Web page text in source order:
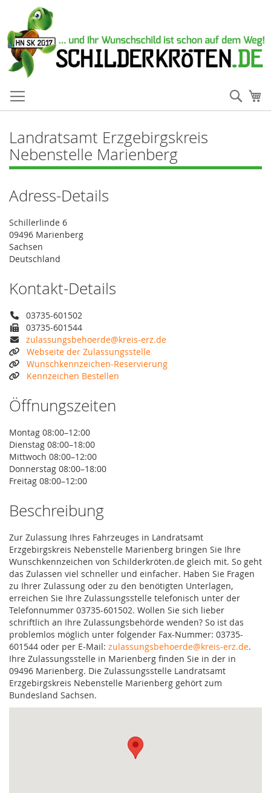
Landratsamt Erzgebirgskreis
Nebenstelle Marienberg
Adress-Details
Schillerlinde 6
09496 Marienberg
Sachsen
Deutschland
Kontakt-Details
03735-601502
03735-601544
zulassungsbehoerde@kreis-erz.de
Webseite der Zulassungsstelle
Wunschkennzeichen-Reservierung
Kennzeichen Bestellen
Öffnungszeiten
Montag 08:00–12:00
Dienstag 08:00–18:00
Mittwoch 08:00–12:00
Donnerstag 08:00–18:00
Freitag 08:00–12:00
Beschreibung
Zur Zulassung Ihres Fahrzeuges in Landratsamt
Erzgebirgskreis Nebenstelle Marienberg bringen Sie Ihre
Wunschkennzeichen von Schilderkröten.de gleich mit. So geht
das Zulassen viel schneller und einfacher. Haben Sie Fragen
zu Ihrer Zulassung oder zu den benötigten Unterlagen,
erreichen Sie Ihre Zulassungsstelle telefonisch unter der
Telefonnummer 03735-601502. Wollen Sie sich lieber
schriftlich an Ihre Zulassungsbehörde wenden? So ist das
problemlos möglich unter folgender Fax-Nummer: 03735-
601544 oder per E-Mail: zulassungsbehoerde@kreis-erz.de.
Ihre Zulassungsstelle in Marienberg finden Sie in der in
09496 Marienberg. Die Zulassungsstelle Landratsamt
Erzgebirgskreis Nebenstelle Marienberg gehört zum
Bundesland Sachsen.